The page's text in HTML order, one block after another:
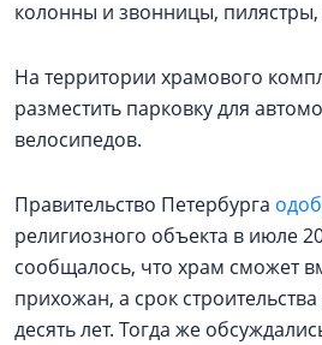
колонны и звонницы, пилястры,
На территории храмового
разместить парковку для
велосипедов.
Правительство Петербурга
религиозного объекта в июле
сообщалось, что храм сможет
прихожан, а срок
десять лет. Тогда же